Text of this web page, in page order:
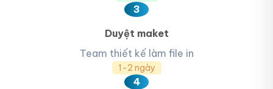
3
Duyệt maket
Team thiết kế làm file in
1-2 ngày
4